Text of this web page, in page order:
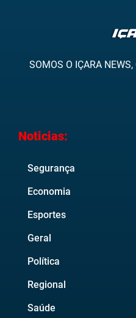
SOMOS O IÇARA
Noticias:
Segurança
Economia
Esportes
Geral
Política
Regional
Saúde